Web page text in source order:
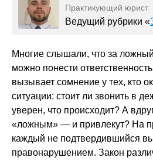
Практикующий юрист
Ведущий рубрики «
Многие слышали, что за
можно понести
вызывает сомнение у тех, кто
ситуации: стоит ли звонить в
уверен, что происходит? А
«ложным» — и привлекут? На
каждый не подтвердившийся
правонарушением. Закон